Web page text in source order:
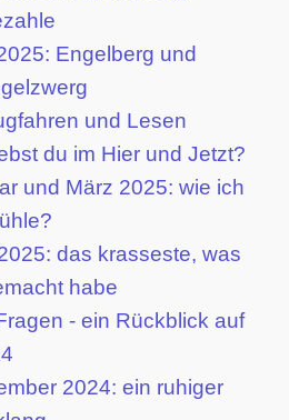
Engelberg und
und Lesen
du im Hier und Jetzt?
und März 2025: wie ich
das krasseste, was
habe
- ein Rückblick auf
2024: ein ruhiger